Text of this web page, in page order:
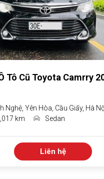
Tô Cũ Toyota Camrry
Nghệ, Yên Hòa, Cầu Giấy, Hà
km Sedan
Liên hệ